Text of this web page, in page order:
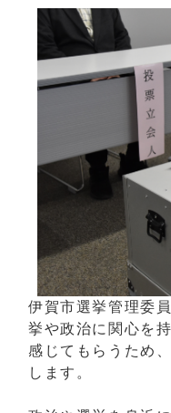
伊賀市選挙管理委
挙や政治に関心を
感じてもらうため
します。